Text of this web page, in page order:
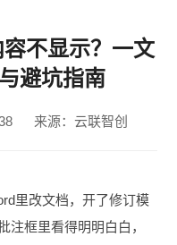
不显示？一文
避坑指南
来源：云联智创
里改文档，开了修订模
注框里看得明明白白，